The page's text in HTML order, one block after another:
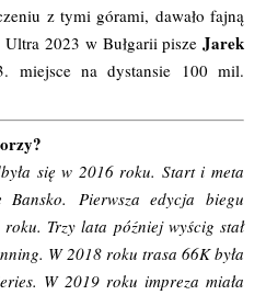
z tymi górami, dawało fajną
Ultra2023 w Bułgarii piszeJarek
miejsce na dystansie 100 mil.
się w 2016 roku. Start i meta
Bansko. Pierwsza edycja biegu
Trzy lata później wyścig stał
W 2018 roku trasa 66K była
W 2019 roku impreza miała